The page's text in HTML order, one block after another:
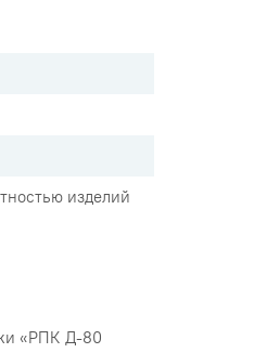
изделий
«РПК Д-80